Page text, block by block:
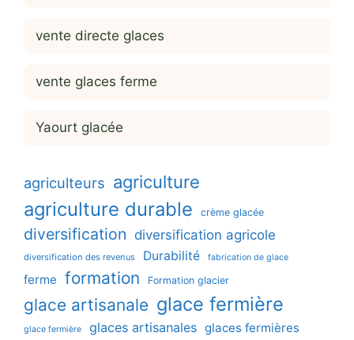
vente directe glaces
vente glaces ferme
Yaourt glacée
agriculteurs agriculture
agriculture durable crème glacée
diversification diversification agricole
diversification des revenus Durabilité fabrication de glace
ferme formation Formation glacier
glace artisanale glace fermière
glace fermière glaces artisanales glaces fermières